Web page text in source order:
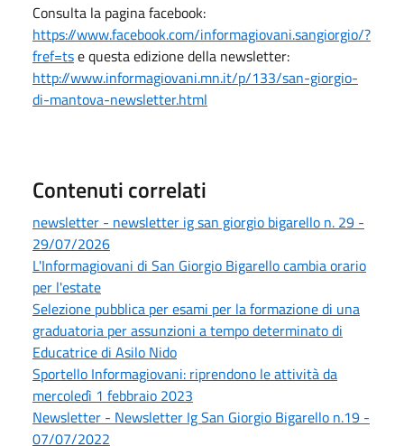
Consulta la pagina facebook:
https://www.facebook.com/informagiovani.sangiorgio/?
fref=tse questa edizione della newsletter:
http://www.informagiovani.mn.it/p/133/san-giorgio-
di-mantova-newsletter.html
Contenuti correlati
newsletter - newsletter ig san giorgio bigarello n. 29 -
29/07/2026
L'Informagiovani di San Giorgio Bigarello cambia orario
per l'estate
Selezione pubblica per esami per la formazione di una
graduatoria per assunzioni a tempo determinato di
Educatrice di Asilo Nido
Sportello Informagiovani: riprendono le attività da
mercoledì 1 febbraio 2023
Newsletter - Newsletter Ig San Giorgio Bigarello n.19 -
07/07/2022